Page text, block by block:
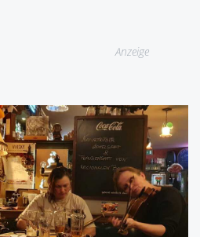
Anzeige